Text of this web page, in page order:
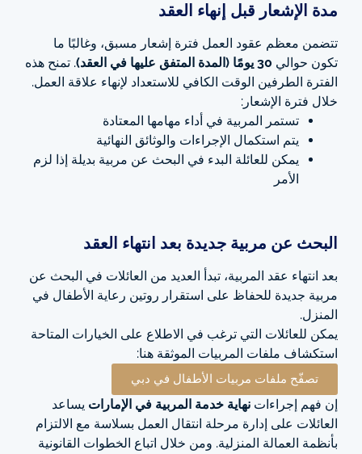
مدة الإشعار قبل إنهاء العقد
تتضمن معظم عقود العمل فترة إشعار مسبق، وغالبًا ما
تكون حوالي 30 يومًا (المدة المتفق عليها في العقد)
. تمنح هذه
الفترة الطرفين الوقت الكافي للاستعداد لإنهاء علاقة العمل.
خلال فترة الإشعار:
تستمر المربية في أداء مهامها المعتادة
يتم استكمال الإجراءات والوثائق النهائية
يمكن للعائلة البدء في البحث عن مربية بديلة إذا لزم
الأمر
البحث عن مربية جديدة بعد انتهاء العقد
بعد انتهاء عقد المربية، تبدأ العديد من العائلات في البحث عن
مربية جديدة للحفاظ على استقرار روتين رعاية الأطفال في
المنزل.
يمكن للعائلات التي ترغب في الاطلاع على الخيارات المتاحة
استكشاف ملفات المربيات الموثقة هنا:
تصفّح ملفات مربيات الأطفال في دبي
إن فهم إجراءات نهاية خدمة المربية في الإمارات يساعد
العائلات على إدارة مرحلة انتقال العمل بسلاسة مع الالتزام
بأنظمة العمالة المنزلية. ومن خلال اتباع الخطوات القانونية